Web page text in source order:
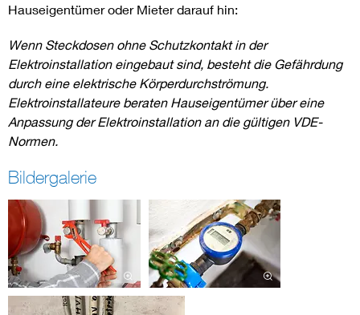
Hauseigentümer oder Mieter darauf hin:
Wenn Steckdosen ohne Schutzkontakt in der
Elektroinstallation eingebaut sind, besteht die Gefährdung
durch eine elektrische Körperdurchströmung.
Elektroinstallateure beraten Hauseigentümer über eine
Anpassung der Elektroinstallation an die gültigen VDE-
Normen.
Bildergalerie